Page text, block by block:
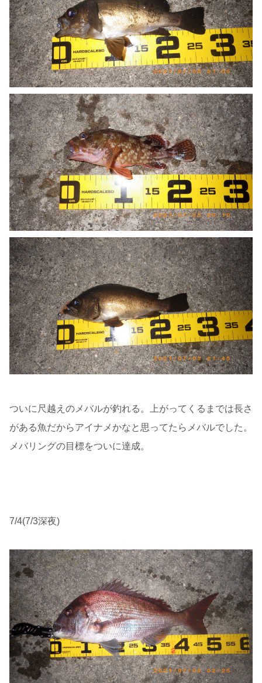
ついに尺越えのメバルが釣れる。上がってくるまでは長さ
がある魚だからアイナメかなと思ってたらメバルでした。
メバリングの目標をついに達成。
7/4(7/3深夜)